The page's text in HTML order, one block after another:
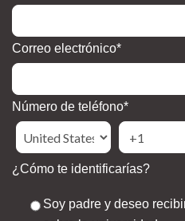
Correo electrónico*
Número de teléfono*
¿Cómo te identificarías?
Soy padre y deseo